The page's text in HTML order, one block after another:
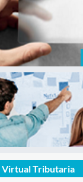
Virtual Tributaria